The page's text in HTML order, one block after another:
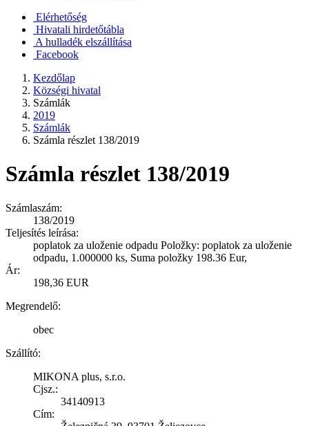
Elérhetőség
Hivatali hirdetőtábla
A hulladék elszállítása
Facebook
Kezdőlap
Községi hivatal
Számlák
2019
Számlák
Számla részlet 138/2019
Számla részlet 138/2019
Számlaszám:
138/2019
Teljesítés leírása:
poplatok za uloženie odpadu Položky: poplatok za uloženie
odpadu, 1.000000 ks, Suma položky 198.36 Eur,
Ár:
198,36 EUR
Megrendelő:
obec
Szállító:
MIKONA plus, s.r.o.
Cjsz.:
34140913
Cím: